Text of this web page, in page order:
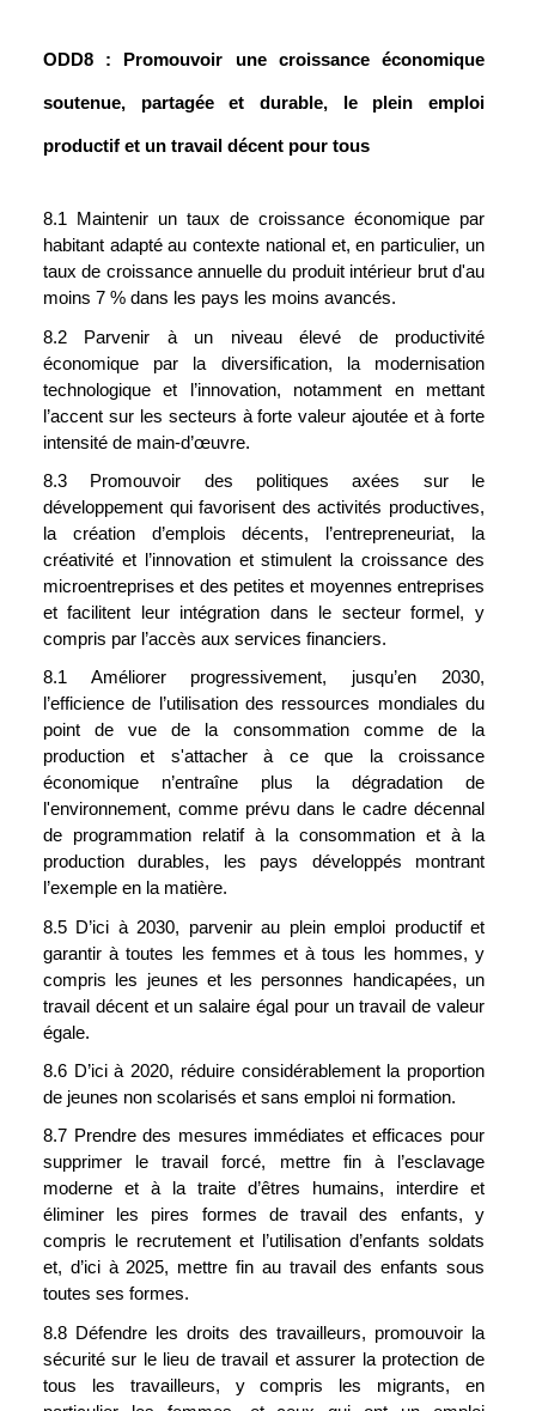
ODD8 : Promouvoir une croissance économique
soutenue, partagée et durable, le plein emploi
productif et un travail décent pour tous
8.1 Maintenir un taux de croissance économique par
habitant adapté au contexte national et, en particulier, un
taux de croissance annuelle du produit intérieur brut d'au
moins 7 % dans les pays les moins avancés.
8.2 Parvenir à un niveau élevé de productivité
économique par la diversification, la modernisation
technologique et l’innovation, notamment en mettant
l’accent sur les secteurs à forte valeur ajoutée et à forte
intensité de main-d’œuvre.
8.3 Promouvoir des politiques axées sur le
développement qui favorisent des activités productives,
la création d’emplois décents, l’entrepreneuriat, la
créativité et l’innovation et stimulent la croissance des
microentreprises et des petites et moyennes entreprises
et facilitent leur intégration dans le secteur formel, y
compris par l’accès aux services financiers.
8.1 Améliorer progressivement, jusqu’en 2030,
l’efficience de l’utilisation des ressources mondiales du
point de vue de la consommation comme de la
production et s'attacher à ce que la croissance
économique n’entraîne plus la dégradation de
l'environnement, comme prévu dans le cadre décennal
de programmation relatif à la consommation et à la
production durables, les pays développés montrant
l’exemple en la matière.
8.5 D’ici à 2030, parvenir au plein emploi productif et
garantir à toutes les femmes et à tous les hommes, y
compris les jeunes et les personnes handicapées, un
travail décent et un salaire égal pour un travail de valeur
égale.
8.6 D’ici à 2020, réduire considérablement la proportion
de jeunes non scolarisés et sans emploi ni formation.
8.7 Prendre des mesures immédiates et efficaces pour
supprimer le travail forcé, mettre fin à l’esclavage
moderne et à la traite d’êtres humains, interdire et
éliminer les pires formes de travail des enfants, y
compris le recrutement et l’utilisation d’enfants soldats
et, d’ici à 2025, mettre fin au travail des enfants sous
toutes ses formes.
8.8 Défendre les droits des travailleurs, promouvoir la
sécurité sur le lieu de travail et assurer la protection de
tous les travailleurs, y compris les migrants, en